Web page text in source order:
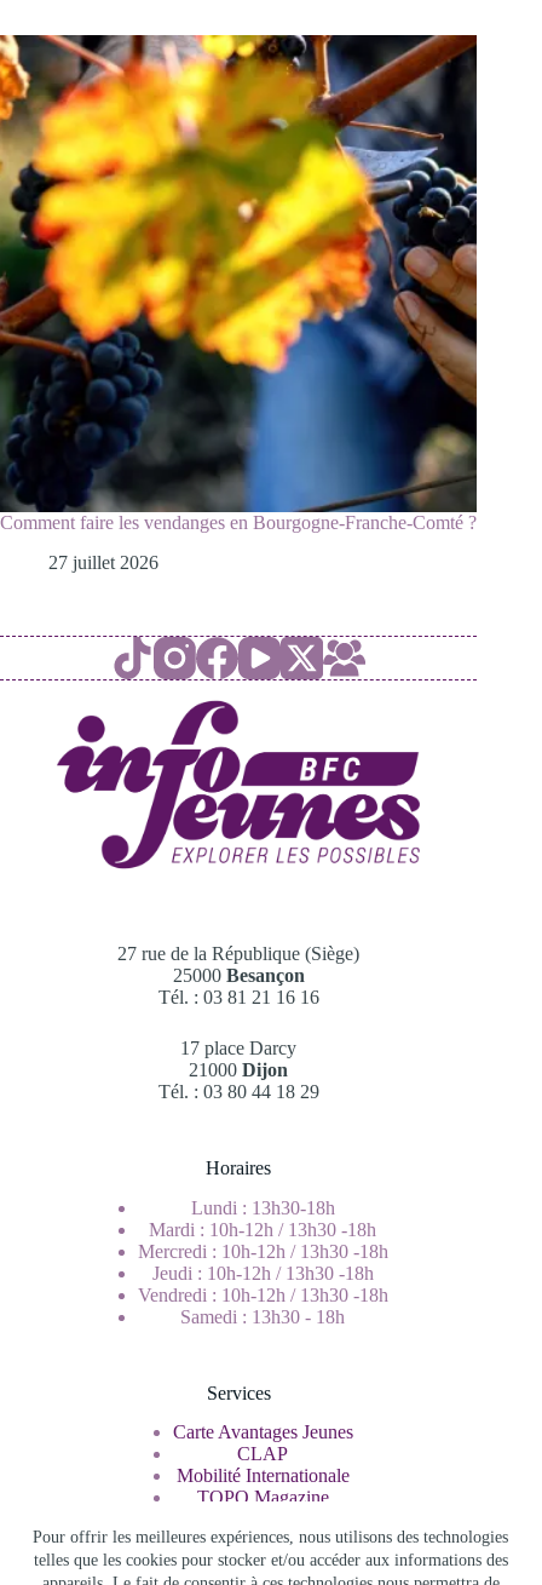
Pour offrir les meilleures expériences, nous utilisons des technologies
telles que les cookies pour stocker et/ou accéder aux informations des
Comment faire les vendanges en Bourgogne-Franche-Comté ?
27 juillet 2026
27 rue de la République (Siège)
25000 Besançon
Tél. : 03 81 21 16 16
17 place Darcy
21000Dijon
Tél. : 03 80 44 18 29
Horaires
Lundi : 13h30-18h
Mardi : 10h-12h / 13h30 -18h
Mercredi : 10h-12h / 13h30 -18h
Jeudi : 10h-12h / 13h30 -18h
Vendredi : 10h-12h / 13h30 -18h
Samedi : 13h30 - 18h
Services
Carte Avantages Jeunes
CLAP
Mobilité Internationale
TOPO Magazine